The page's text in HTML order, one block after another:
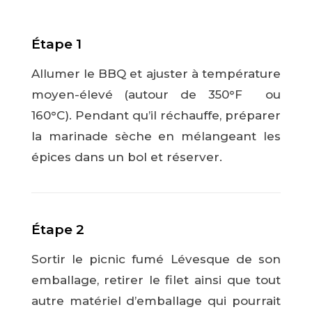
Étape 1
Allumer le BBQ et ajuster à température
moyen-élevé (autour de 350°F ou
160°C). Pendant qu’il réchauffe, préparer
la marinade sèche en mélangeant les
épices dans un bol et réserver.
Étape 2
Sortir le picnic fumé Lévesque de son
emballage, retirer le filet ainsi que tout
autre matériel d’emballage qui pourrait